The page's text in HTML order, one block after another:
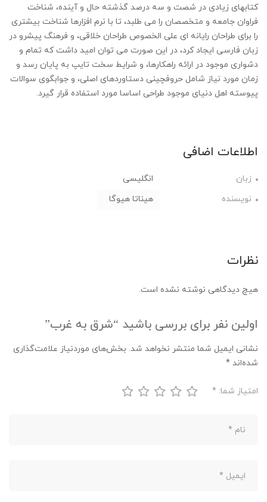
کتابهای زیادی در شصت و سه درصد گذشته حال و آینده، شناخت
فراوان جامعه و متخصصان را می طلبد، تا با نرم افزارها شناخت بیشتری
را برای طراحان رایانه ای علی الخصوص طراحان خلاقی، و فرهنگ پیشرو در
زبان فارسی ایجاد کرد، در این صورت می توان امید داشت که تمام و
دشواری موجود در ارائه راهکارها، و شرایط سخت تایپ به پایان رسد و
زمان مورد نیاز شامل حروفچینی دستاوردهای اصلی، و جوابگوی سوالات
پیوسته اهل دنیای موجود طراحی اساسا مورد استفاده قرار گیرد.
اطلاعات اضافی
زبان
انگلیسی
نویسنده
هیناتا هیوگا
نظرات
هیچ دیدگاهی نوشته نشده است.
اولین نفر برای بررسی باشید “شرق به غرب”
نشانی ایمیل شما منتشر نخواهد شد. بخش‌های موردنیاز علامت‌گذاری
شده‌اند *
امتیاز شما: *